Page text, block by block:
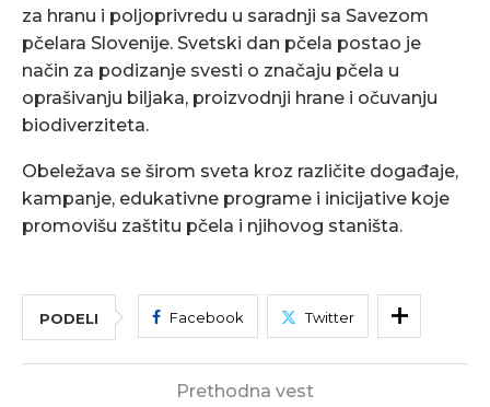
za hranu i poljoprivredu u saradnji sa Savezom
pčelara Slovenije. Svetski dan pčela postao je
način za podizanje svesti o značaju pčela u
oprašivanju biljaka, proizvodnji hrane i očuvanju
biodiverziteta.
Obeležava se širom sveta kroz različite događaje,
kampanje, edukativne programe i inicijative koje
promovišu zaštitu pčela i njihovog staništa.
PODELI Facebook Twitter
Prethodna vest